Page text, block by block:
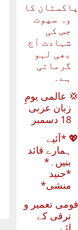
پاکستان کا
وہ سپوت
جس کی
شہادت آج
بھی لہو
گرماتی
ہے۔
💢 عالمی یومِ
زبان عربی
18 دسمبر
💖 *آئیے
ہمارے قائد
بنیں۔*
*جنید
منشی*
قومی تعمیر و
ترقی کے
لئے